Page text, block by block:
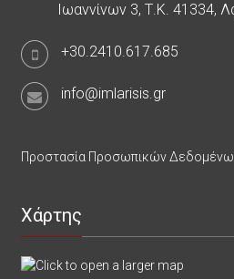
Ιωαννίνων 3, Τ.Κ. 41334,
+30.2410.617.685
info@imlarisis.gr
Προστασία Προσωπικών
Χάρτης